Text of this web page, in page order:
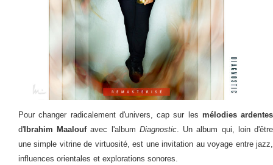
Pour changer radicalement d'univers, cap sur les mélodies ardentes
d' Ibrahim Maaloufavec l'album Diagnostic. Un album qui, loin d'être
une simple vitrine de virtuosité, est une invitation au voyage entre jazz,
influences orientales et explorations sonores.